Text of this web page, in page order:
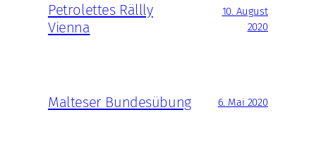
Petrolettes Rällly
Vienna
10. August
2020
Malteser Bundesübung 6. Mai 2020